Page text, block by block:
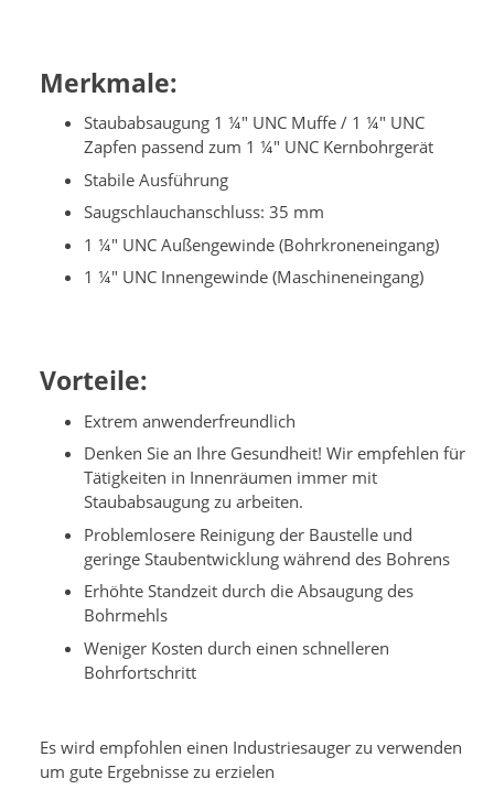
Merkmale:
Staubabsaugung 1 ¼" UNC Muffe / 1 ¼" UNC
Zapfen passend zum 1 ¼" UNC Kernbohrgerät
Stabile Ausführung
Saugschlauchanschluss: 35 mm
1 ¼" UNC Außengewinde (Bohrkroneneingang)
1 ¼" UNC Innengewinde (Maschineneingang)
Vorteile:
Extrem anwenderfreundlich
Denken Sie an Ihre Gesundheit! Wir empfehlen für
Tätigkeiten in Innenräumen immer mit
Staubabsaugung zu arbeiten.
Problemlosere Reinigung der Baustelle und
geringe Staubentwicklung während des Bohrens
Erhöhte Standzeit durch die Absaugung des
Bohrmehls
Weniger Kosten durch einen schnelleren
Bohrfortschritt
Es wird empfohlen einen Industriesauger zu verwenden
um gute Ergebnisse zu erzielen